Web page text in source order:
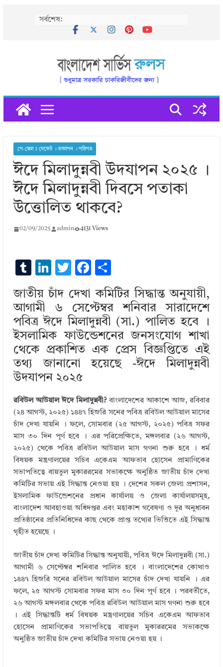
সর্বশেষ:
পে-স্কেল I গেজেট । প্রজ্ঞাপন । পরিপত্র
ঈদে মিলাদুন্নবী উদযাপন ২০২৫ ।
ঈদে মিলাদুন্নবী দিবসে পতাকা
উত্তোলিত থাকবে?
02/09/2025 admin 4131 Views
T
u
m
bl
r
Li
n
k
e
dI
n
T
it
te
r
F
ac
e
b
o
o
k
h
ar
e
জাতীয় চাঁদ দেখা কমিটির সিদ্ধান্ত অনুযায়ী,
আগামী ৬ সেপ্টেম্বর শনিবার সারাদেশে
পবিত্র ঈদে মিলাদুন্নবী (সা.) পালিত হবে ।
ইসলামিক ফাউন্ডেশনের জনসংযোগ শাখা
থেকে প্রকাশিত এক প্রেস বিজ্ঞপ্তিতে এই
তথ্য জানানো হয়েছে -ঈদে মিলাদুন্নবী
উদযাপন ২০২৫
রবিউল আউয়াল ঈদে মিলাদুন্নবী?বাংলাদেশের আকাশে আজ, রবিবার
(২৪ আগস্ট, ২০২৫) ১৪৪৭ হিজরি সনের পবিত্র রবিউল আউয়াল মাসের
চাঁদ দেখা যায়নি । ফলে, সোমবার (২৫ আগস্ট, ২০২৫) পবিত্র সফর
মাস ৩০ দিন পূর্ণ হবে । এর পরিপ্রেক্ষিতে, মঙ্গলবার (২৬ আগস্ট,
২০২৫) থেকে পবিত্র রবিউল আউয়াল মাস গণনা শুরু হবে । ধর্ম
বিষয়ক মন্ত্রণালয়ের সচিব একেএম আফতাব হোসেন প্রামাণিকের
সভাপতিত্বে বায়তুল মুকাররমের সভাকক্ষে অনুষ্ঠিত জাতীয় চাঁদ দেখা
কমিটির সভায় এই সিদ্ধান্ত নেওয়া হয় । দেশের সকল জেলা প্রশাসন,
ইসলামিক ফাউন্ডেশনের প্রধান কার্যালয় ও জেলা কার্যালয়সমূহ,
বাংলাদেশ আবহাওয়া অধিদপ্তর এবং মহাকাশ গবেষণা ও দূর অনুধাবন
প্রতিষ্ঠানের প্রতিনিধিদের কাছ থেকে প্রাপ্ত তথ্যের ভিত্তিতে এই সিদ্ধান্ত
গৃহীত হয়েছে ।
জাতীয় চাঁদ দেখা কমিটির সিদ্ধান্ত অনুযায়ী, পবিত্র ঈদে মিলাদুন্নবী (সা.)
আগামী ৬ সেপ্টেম্বর শনিবার পালিত হবে । বাংলাদেশের কোথাও
১৪৪৭ হিজরি সনের রবিউল আউয়াল মাসের চাঁদ দেখা যায়নি । এর
ফলে, ২৫ আগস্ট সোমবার সফর মাস ৩০ দিন পূর্ণ হবে । পরবর্তীতে,
২৬ আগস্ট মঙ্গলবার থেকে পবিত্র রবিউল আউয়াল মাস গণনা শুরু হবে
। এই সিদ্ধান্তটি ধর্ম বিষয়ক মন্ত্রণালয়ের সচিব একেএম আফতাব
হোসেন প্রামাণিকের সভাপতিত্বে বায়তুল মুকাররমের সভাকক্ষে
অনুষ্ঠিত জাতীয় চাঁদ দেখা কমিটির সভায় নেওয়া হয় ।